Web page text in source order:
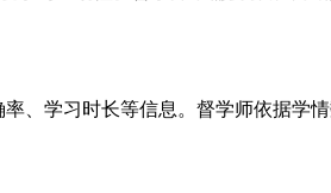
学习时长等信息。督学师依据学情